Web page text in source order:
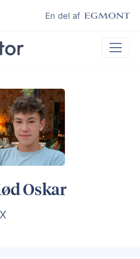
En del af
Oskar